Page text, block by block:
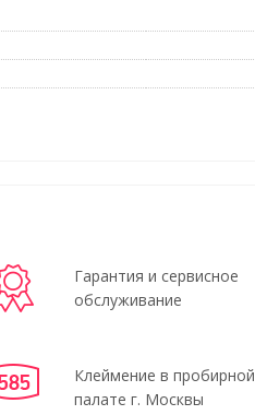
Гарантия и сервисное
обслуживание
Клеймение в пробирной
палате г. Москвы